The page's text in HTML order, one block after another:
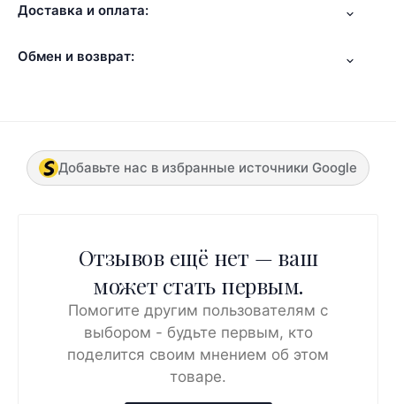
Доставка и оплата:
Обмен и возврат:
Добавьте нас в избранные источники Google
Отзывов ещё нет — ваш
может стать первым.
Помогите другим пользователям с
выбором - будьте первым, кто
поделится своим мнением об этом
товаре.